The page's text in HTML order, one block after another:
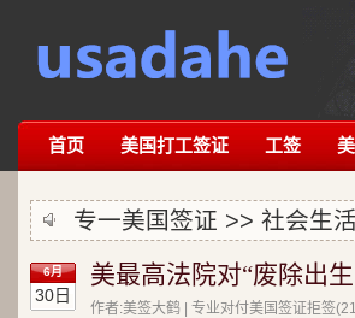
首页 美国打工签证 工签
专一美国签证 >> 社会生活
6月
30日
美最高法院对“废除出
作者:美签大鹤 | 专业对付美国签证拒签